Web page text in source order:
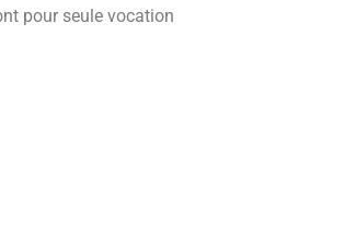
pour seule vocation